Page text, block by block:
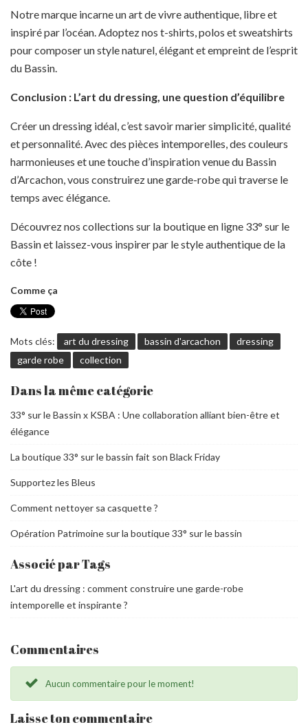
Notre marque incarne un art de vivre authentique, libre et
inspiré par l’océan. Adoptez nos t-shirts, polos et sweatshirts
pour composer un style naturel, élégant et empreint de l’esprit
du Bassin.
Conclusion : L’art du dressing, une question d’équilibre
Créer un dressing idéal, c’est savoir marier simplicité, qualité
et personnalité. Avec des pièces intemporelles, des couleurs
harmonieuses et une touche d’inspiration venue du Bassin
d’Arcachon, vous construirez une garde-robe qui traverse le
temps avec élégance.
Découvrez nos collections sur la boutiqueen ligne 33° sur le
Bassin et laissez-vous inspirer par le style authentique de la
côte !
Comme ça
Mots clés: art du dressing bassin d'arcachon
dressing
garde robe
collection
Dans la même catégorie
33° sur le Bassin x KSBA : Une collaboration alliant bien-être et
élégance
La boutique 33° sur le bassin fait son Black Friday
Supportez les Bleus
Comment nettoyer sa casquette ?
Opération Patrimoine sur la boutique 33° sur le bassin
Associé par Tags
L'art du dressing : comment construire une garde-robe
intemporelle et inspirante ?
Commentaires
Aucun commentaire pour le moment!
Laisse ton commentaire